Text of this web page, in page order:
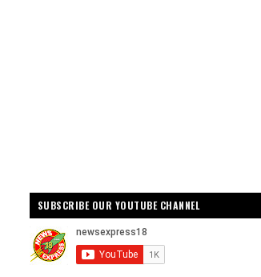
SUBSCRIBE OUR YOUTUBE CHANNEL